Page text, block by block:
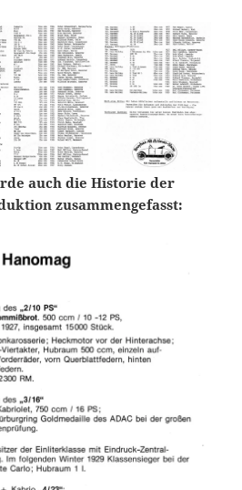
auch die Historie der
zusammengefasst: